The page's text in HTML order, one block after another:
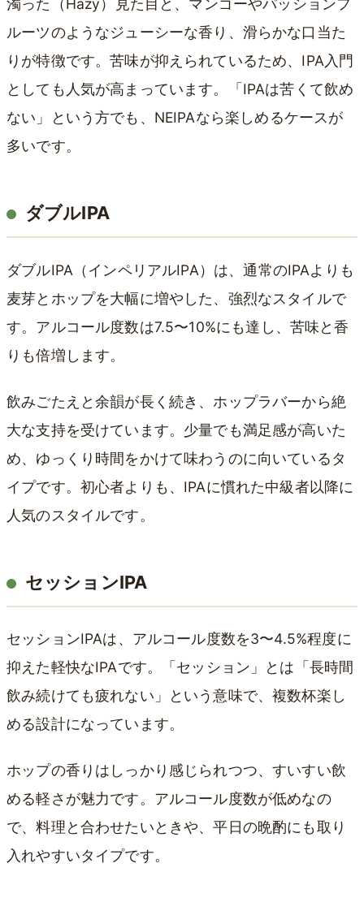
濁った（Hazy）見た目と、マンゴーやパッションフ
ルーツのようなジューシーな香り、滑らかな口当た
りが特徴です。苦味が抑えられているため、IPA入門
としても人気が高まっています。「IPAは苦くて飲め
ない」という方でも、NEIPAなら楽しめるケースが
多いです。
ダブルIPA
ダブルIPA（インペリアルIPA）は、通常のIPAよりも
麦芽とホップを大幅に増やした、強烈なスタイルで
す。アルコール度数は7.5〜10%にも達し、苦味と香
りも倍増します。
飲みごたえと余韻が長く続き、ホップラバーから絶
大な支持を受けています。少量でも満足感が高いた
め、ゆっくり時間をかけて味わうのに向いているタ
イプです。初心者よりも、IPAに慣れた中級者以降に
人気のスタイルです。
セッションIPA
セッションIPAは、アルコール度数を3〜4.5%程度に
抑えた軽快なIPAです。「セッション」とは「長時間
飲み続けても疲れない」という意味で、複数杯楽し
める設計になっています。
ホップの香りはしっかり感じられつつ、すいすい飲
める軽さが魅力です。アルコール度数が低めなの
で、料理と合わせたいときや、平日の晩酌にも取り
入れやすいタイプです。